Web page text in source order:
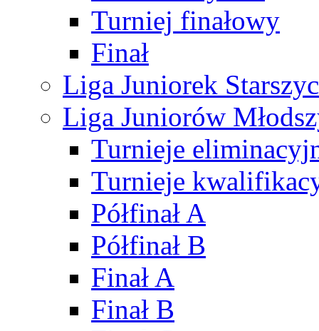
Turniej finałowy
Finał
Liga Juniorek
Liga Juniorów
Turnieje
Turnieje
Półfinał A
Półfinał B
Finał A
Finał B